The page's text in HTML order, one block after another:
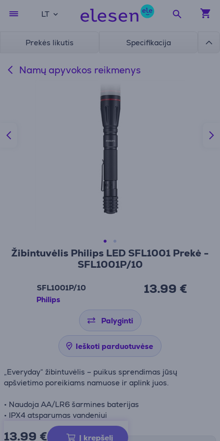
LT
Prekės likutis Specifikacija
Namų apyvokos reikmenys
Žibintuvėlis Philips LED SFL1001 Prekė -
SFL1001P/10
SFL1001P/10
Philips
13.99 €
Palyginti
Ieškoti parduotuvėse
„Everyday“ žibintuvėlis – puikus sprendimas jūsų
apšvietimo poreikiams namuose ir aplink juos.
• Naudoja AA/LR6 šarmines baterijas
• IPX4 atsparumas vandeniui
13.99 € Į krepšelį